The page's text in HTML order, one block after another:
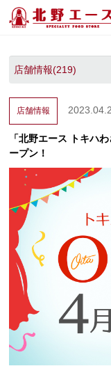
店舗情報
「北野エース トキハ
ープン！